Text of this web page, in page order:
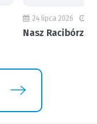
24 lipca 2026
Nasz Racibórz